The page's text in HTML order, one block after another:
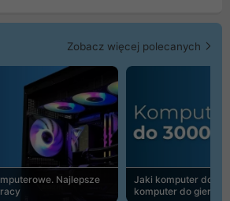
Zobacz więcej polecanych
Najlepsze
Jaki komputer do
komputer do gier |